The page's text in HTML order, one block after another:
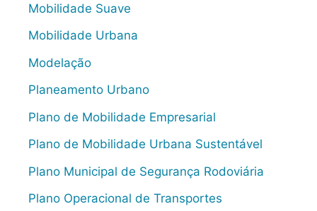
Mobilidade Suave
Mobilidade Urbana
Modelação
Planeamento Urbano
Plano de Mobilidade Empresarial
Plano de Mobilidade Urbana Sustentável
Plano Municipal de Segurança Rodoviária
Plano Operacional de Transportes